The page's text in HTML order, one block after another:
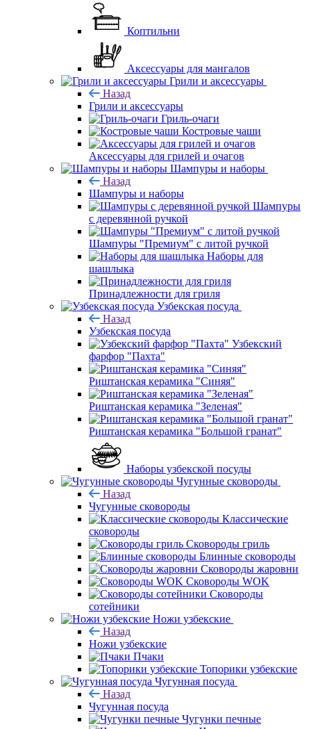
Коптильни
Аксессуары для мангалов
Грили и аксессуары
Назад
Грили и аксессуары
Гриль-очаги
Костровые чаши
Аксессуары для грилей и очагов
Шампуры и наборы
Назад
Шампуры и наборы
Шампуры
с деревянной ручкой
Шампуры "Премиум" с литой ручкой
Наборы для
шашлыка
Принадлежности для гриля
Узбекская посуда
Назад
Узбекская посуда
Узбекский
фарфор "Пахта"
Риштанская керамика "Синяя"
Риштанская керамика "Зеленая"
Риштанская керамика "Большой гранат"
Наборы узбекской посуды
Чугунные сковороды
Назад
Чугунные сковороды
Классические
сковороды
Сковороды гриль
Блинные сковороды
Сковороды жаровни
Сковороды WOK
Сковороды
сотейники
Ножи узбекские
Назад
Ножи узбекские
Пчаки
Топорики узбекские
Чугунная посуда
Назад
Чугунная посуда
Чугунки печные